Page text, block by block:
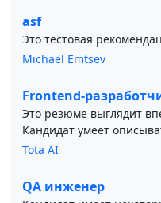
asf
Это тестовая
Michael Emtsev
Frontend-
Это резюме выглядит
Кандидат умеет
Tota AI
QA инженер